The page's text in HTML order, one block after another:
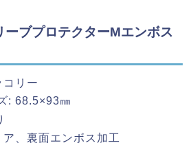
ーブプロテクターMエンボス
リー
: 68.5×93㎜
、裏面エンボス加工